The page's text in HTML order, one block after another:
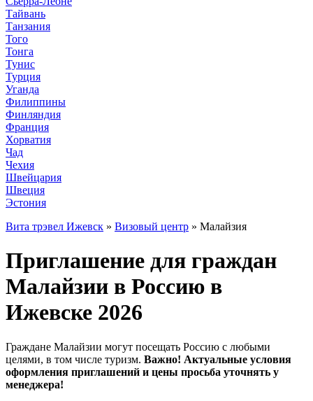
Тайвань
Танзания
Того
Тонга
Тунис
Турция
Уганда
Филиппины
Финляндия
Франция
Хорватия
Чад
Чехия
Швейцария
Швеция
Эстония
Вита трэвел Ижевск » Визовый центр » Малайзия
Приглашение для граждан
Малайзии в Россию в
Ижевске 2026
Граждане Малайзии могут посещать Россию с любыми
целями, в том числе туризм. Важно! Актуальные условия
оформления приглашений и цены просьба уточнять у
менеджера!